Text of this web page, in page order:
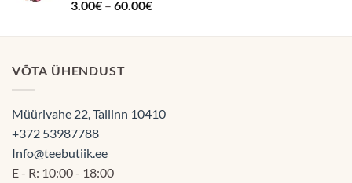
Hinnanguga
3.00€ – 60.00€Hinnavahemik:
kuni
VÕTA ÜHENDUST
Müürivahe 22, Tallinn 10410
+372 53987788
Info@teebutiik.ee
E - R: 10:00 - 18:00